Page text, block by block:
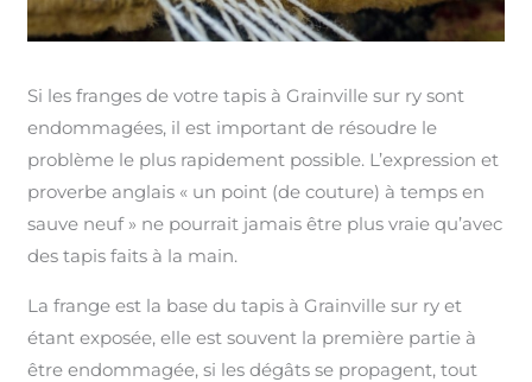
Si les franges de votre tapis à Grainville sur ry sont
endommagées, il est important de résoudre le
problème le plus rapidement possible. L’expression et
proverbe anglais « un point (de couture) à temps en
sauve neuf » ne pourrait jamais être plus vraie qu’avec
des tapis faits à la main.
La frange est la base du tapis à Grainville sur ry et
étant exposée, elle est souvent la première partie à
être endommagée, si les dégâts se propagent, tout